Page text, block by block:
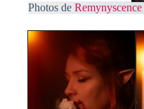
Photos de Remynyscence